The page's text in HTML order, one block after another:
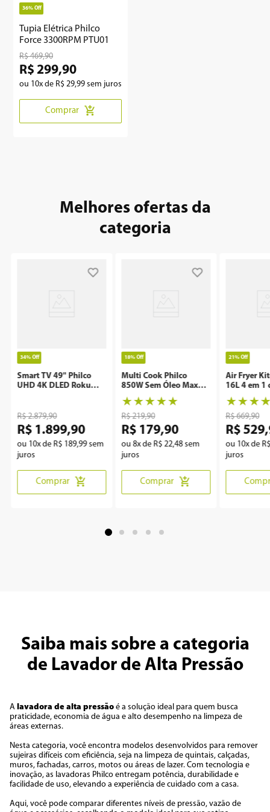
36% Off
Tupia Elétrica Philco
Force 3300RPM PTU01
R$ 469,90
R$ 299,90
ou 10x de R$ 29,99 sem juros
Comprar
Melhores ofertas da
categoria
34% Off
Smart TV 49" Philco
UHD 4K DLED Roku
R$ 2.879,90
R$ 1.899,90
ou 10x de R$ 189,99sem
juros
Comprar
18% Off
Multi Cook Philco
850W Sem Óleo Maxx
Clean
★★★★★
R$ 219,90
R$ 179,90
ou8x de R$ 22,48sem
juros
Comprar
21% Off
Air Fryer
16L 4 em 1
Rotisserie
★★★
R$ 669,90
R$ 529,
ou 10x de
juros
Saiba mais sobre a categoria
de Lavador de Alta Pressão
A lavadora de alta pressão é a solução ideal para quem busca
praticidade, economia de água e alto desempenho na limpeza de
áreas externas.
Nesta categoria, você encontra modelos desenvolvidos para remover
sujeiras difíceis com eficiência, seja na limpeza de quintais, calçadas,
muros, fachadas, carros, motos ou áreas de lazer. Com tecnologia e
inovação, as lavadoras Philco entregam potência, durabilidade e
facilidade de uso, elevando a experiência de cuidado com a casa.
Aqui, você pode comparar diferentes níveis de pressão, vazão de
embutir
multiprocessador